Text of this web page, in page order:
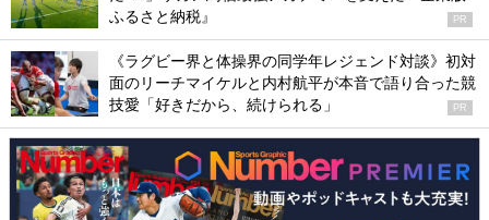
ふるさと納税』
PR
《ラグビー界と体操界の同学年レジェンド対談》初対
面のリーチマイケルと内村航平が本音で語り合った競
技愛「好きだから、続けられる」
PR